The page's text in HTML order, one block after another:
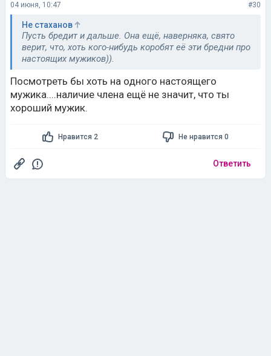
04 июня, 10:47 #30
Не стаханов
Пусть бредит и дальше. Она ещё, наверняка, свято
верит, что, хоть кого-нибудь коробят её эти бредни про
настоящих мужиков)).
Посмотреть бы хоть на одного настоящего
мужика....наличие члена ещё не значит, что ты
хороший мужик.
Нравится 2 Не нравится 0
Ответить